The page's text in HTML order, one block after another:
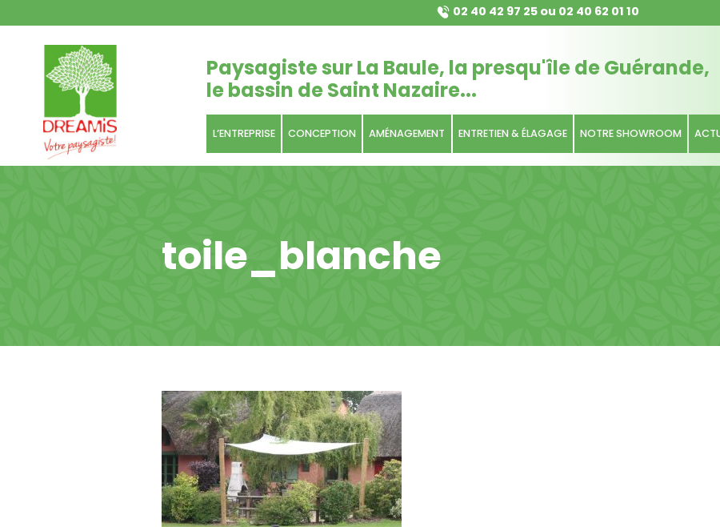
02 40 42 97 25ou 02 40 62 01 10
Paysagiste sur La Baule, la presqu'île de Guérande,
le bassin de Saint Nazaire...
L’ENTREPRISE CONCEPTION AMÉNAGEMENT ENTRETIEN & ÉLAGAGE NOTRE SHOWROOM
toile_blanche